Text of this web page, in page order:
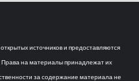
источников и предоставляются
Права на материалы принадлежат их
за содержание материала не